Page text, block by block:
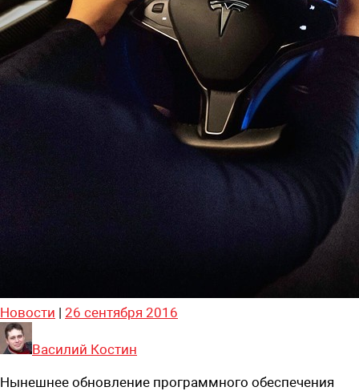
Новости | 26 сентября 2016
Василий Костин
Нынешнее обновление программного обеспечения